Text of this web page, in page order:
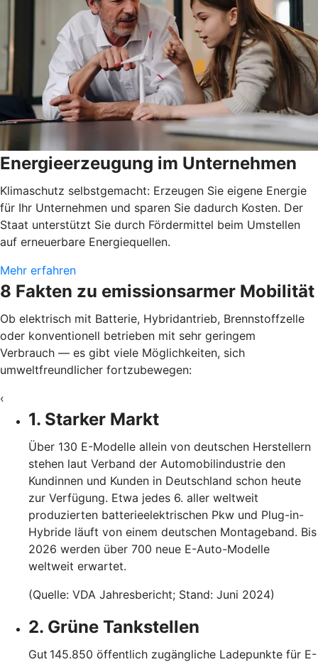
Energieerzeugung im Unternehmen
Klimaschutz selbstgemacht: Erzeugen Sie eigene Energie
für Ihr Unternehmen und sparen Sie dadurch Kosten. Der
Staat unterstützt Sie durch Fördermittel beim Umstellen
auf erneuerbare Energiequellen.
Mehr erfahren
8 Fakten zu emissionsarmer Mobilität
Ob elektrisch mit Batterie, Hybridantrieb, Brennstoffzelle
oder konventionell betrieben mit sehr geringem
Verbrauch — es gibt viele Möglichkeiten, sich
umweltfreundlicher fortzubewegen:
‹
1. Starker Markt
Über 130 E-Modelle allein von deutschen Herstellern
stehen laut Verband der Automobilindustrie den
Kundinnen und Kunden in Deutschland schon heute
zur Verfügung. Etwa jedes 6. aller weltweit
produzierten batterieelektrischen Pkw und Plug-in-
Hybride läuft von einem deutschen Montageband. Bis
2026 werden über 700 neue E-Auto-Modelle
weltweit erwartet.
(Quelle: VDA Jahresbericht; Stand: Juni 2024)
2. Grüne Tankstellen
Gut 145.850 öffentlich zugängliche Ladepunkte für E-